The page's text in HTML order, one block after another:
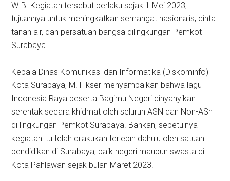
WIB. Kegiatan tersebut berlaku sejak 1 Mei 2023,
tujuannya untuk meningkatkan semangat nasionalis, cinta
tanah air, dan persatuan bangsa dilingkungan Pemkot
Surabaya.
Kepala Dinas Komunikasi dan Informatika (Diskominfo)
Kota Surabaya, M. Fikser menyampaikan bahwa lagu
Indonesia Raya beserta Bagimu Negeri dinyanyikan
serentak secara khidmat oleh seluruh ASN dan Non-ASn
di lingkungan Pemkot Surabaya. Bahkan, sebetulnya
kegiatan itu telah dilakukan terlebih dahulu oleh satuan
pendidikan di Surabaya, baik negeri maupun swasta di
Kota Pahlawan sejak bulan Maret 2023.